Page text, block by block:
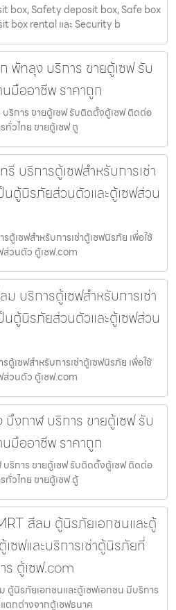
box, Safety deposit box, Safe box
box rental และ Security b
พัทลุง บริการ ขายตู้เซฟ รับ
มืออาชีพ ราคาถูก
ริการ ขายตู้เซฟ รับติดตั้งตู้เซฟ ติดต่อ
วไทย ขายตู้เซฟ ตู
บริการตู้เซฟสำหรับการเช่า
นตู้นิรภัยส่วนตัวและตู้เซฟส่วน
เซฟสำหรับการเช่าตู้เซฟนิรภัย เพื่อใช้
ส่วนตัว ตู้เซฟ.com
บริการตู้เซฟสำหรับการเช่า
นตู้นิรภัยส่วนตัวและตู้เซฟส่วน
เซฟสำหรับการเช่าตู้เซฟนิรภัย เพื่อใช้
ส่วนตัว ตู้เซฟ.com
บึงกาฬ บริการ ขายตู้เซฟ รับ
มืออาชีพ ราคาถูก
ริการ ขายตู้เซฟ รับติดตั้งตู้เซฟ ติดต่อ
ทั่วไทย ขายตู้เซฟ ตู้
สีลม ตู้นิรภัยเอกชนและตู้
เซฟและบริการเช่าตู้นิรภัยที่
ร ตู้เซฟ.com
นิรภัยเอกชนและตู้เซฟเอกชน มีบริการ
ตกต่างจากตู้เซฟธนาค